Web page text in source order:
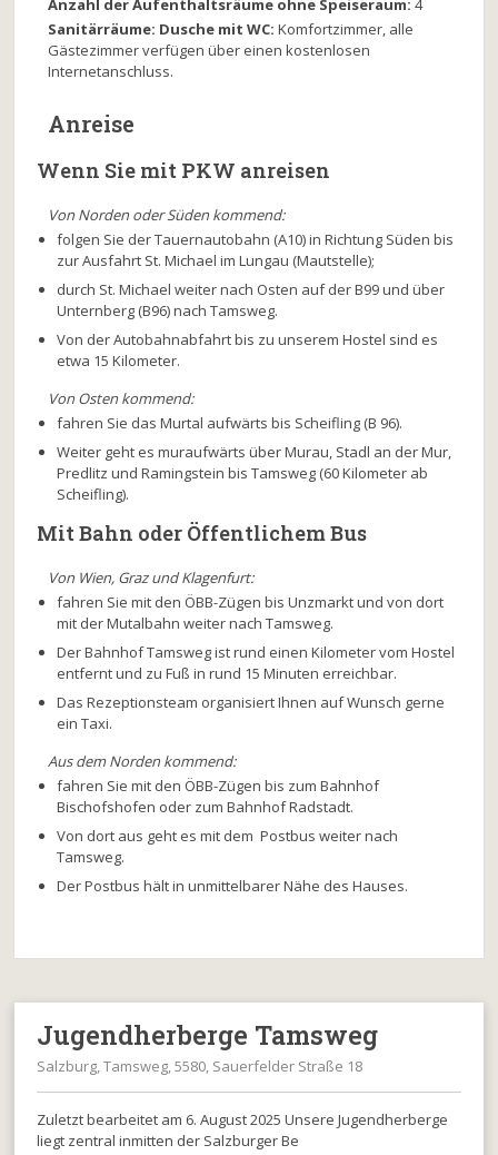
Anzahl der Aufenthaltsräume ohne Speiseraum:4
Sanitärräume: Dusche mit WC:Komfortzimmer, alle
Gästezimmer verfügen über einen kostenlosen
Internetanschluss.
Anreise
Wenn Sie mit PKW anreisen
Von Norden oder Süden kommend:
folgen Sie der Tauernautobahn (A10) in Richtung Süden bis
zur Ausfahrt St. Michael im Lungau (Mautstelle);
durch St. Michael weiter nach Osten auf der B99 und über
Unternberg (B96) nach Tamsweg.
Von der Autobahnabfahrt bis zu unserem Hostel sind es
etwa 15 Kilometer.
Von Osten kommend:
fahren Sie das Murtal aufwärts bis Scheifling (B 96).
Weiter geht es muraufwärts über Murau, Stadl an der Mur,
Predlitz und Ramingstein bis Tamsweg (60 Kilometer ab
Scheifling).
Mit Bahn oder Öffentlichem Bus
Von Wien, Graz und Klagenfurt:
fahren Sie mit den ÖBB-Zügen bis Unzmarkt und von dort
mit der Mutalbahn weiter nach Tamsweg.
Der Bahnhof Tamsweg ist rund einen Kilometer vom Hostel
entfernt und zu Fuß in rund 15 Minuten erreichbar.
Das Rezeptionsteam organisiert Ihnen auf Wunsch gerne
ein Taxi.
Aus dem Norden kommend:
fahren Sie mit den ÖBB-Zügen bis zum Bahnhof
Bischofshofen oder zum Bahnhof Radstadt.
Von dort aus geht es mit dem Postbus weiter nach
Tamsweg.
Der Postbus hält in unmittelbarer Nähe des Hauses.
Jugendherberge Tamsweg
Salzburg, Tamsweg, 5580, Sauerfelder Straße 18
Zuletzt bearbeitet am 6. August 2025 Unsere Jugendherberge
liegt zentral inmitten der Salzburger Be